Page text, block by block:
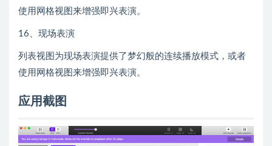
使用网格视图来增强即兴表演。
16、现场表演
列表视图为现场表演提供了梦幻般的连续播放模式，或者
使用网格视图来增强即兴表演。
应用截图